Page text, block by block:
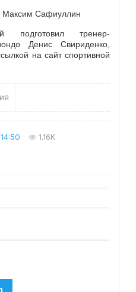
Максим Сафиуллин
подготовил тренер-​
Денис Свириденко,
на сайт спортивной
14:50 1.16K